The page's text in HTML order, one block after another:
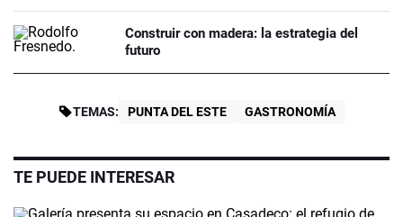
Construir con madera: la estrategia del
futuro
TEMAS: PUNTA DEL ESTE GASTRONOMÍA
TE PUEDE INTERESAR